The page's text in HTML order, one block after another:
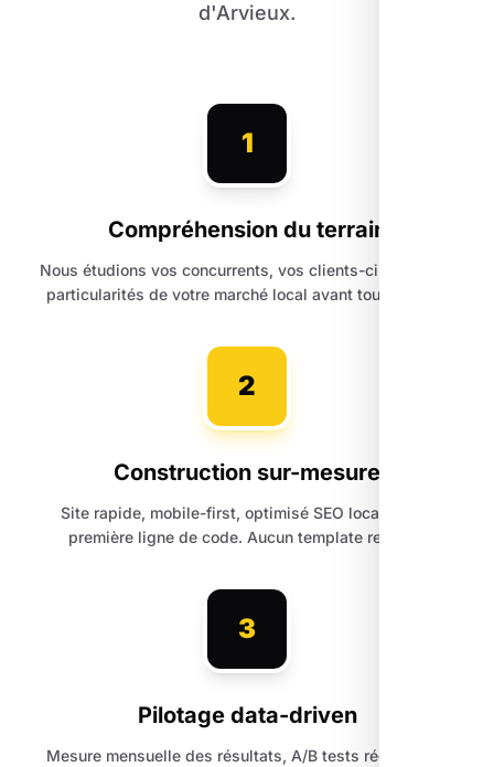
d'Arvieux.
1
Compréhension du terrain
Nous étudions vos concurrents, vos clients-cibles et les
particularités de votre marché local avant toute action.
2
Construction sur-mesure
Site rapide, mobile-first, optimisé SEO local dès la
première ligne de code. Aucun template recyclé.
3
Pilotage data-driven
Mesure mensuelle des résultats, A/B tests réguliers et